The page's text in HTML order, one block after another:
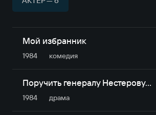
Мой избранник
1984 комедия
Поручить генералу Нестерову…
1984 драма